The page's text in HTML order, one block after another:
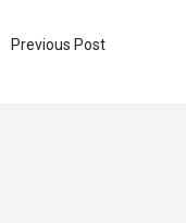
Previous Post